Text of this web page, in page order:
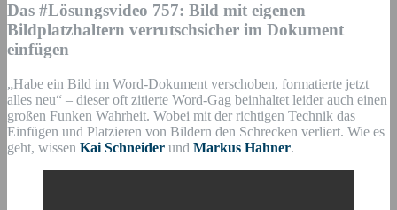
Das #Lösungsvideo 757: Bild mit eigenen
Bildplatzhaltern verrutschsicher im Dokument
einfügen
„Habe ein Bild im Word-Dokument verschoben, formatierte jetzt
alles neu“ – dieser oft zitierte Word-Gag beinhaltet leider auch einen
großen Funken Wahrheit. Wobei mit der richtigen Technik das
Einfügen und Platzieren von Bildern den Schrecken verliert. Wie es
geht, wissen Kai Schneider und Markus Hahner.